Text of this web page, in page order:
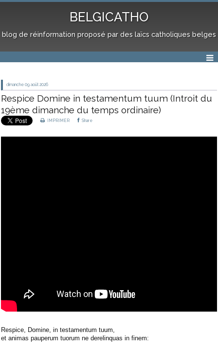
BELGICATHO
blog de réinformation proposé par des laïcs catholiques belges
dimanche 09 août 2026
Respice Domine in testamentum tuum (Introit du
19ème dimanche du temps ordinaire)
IMPRIMER Share
Respice, Domine, in testamentum tuum,
et animas pauperum tuorum ne derelinquas in finem: